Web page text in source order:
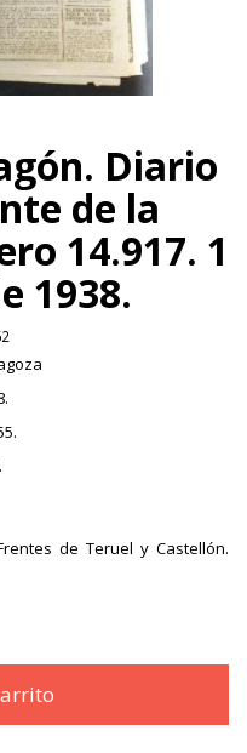
Diario
de la
14.917. 1
1938.
de Teruel y Castellón.